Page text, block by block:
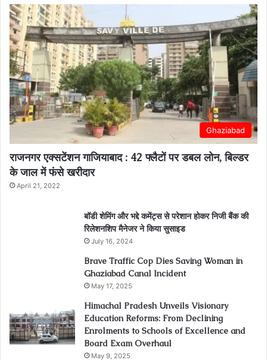
Ghaziabad
राजनगर एक्सटेंशन गाजियाबाद : 42 फ्लैटों पर डबल लोन, बिल्डर
के जाल में फंसे खरीदार
April 21, 2022
बॉडी शेमिंग और भद्दे कमेंट्स से परेशान होकर निजी बैंक की
रिलेशनशिप मैनेजर ने किया सुसाइड
July 16, 2024
Brave Traffic Cop Dies Saving Woman in
Ghaziabad Canal Incident
May 17, 2025
Himachal Pradesh Unveils Visionary
Education Reforms: From Declining
Enrolments to Schools of Excellence and
Board Exam Overhaul
May 9, 2025